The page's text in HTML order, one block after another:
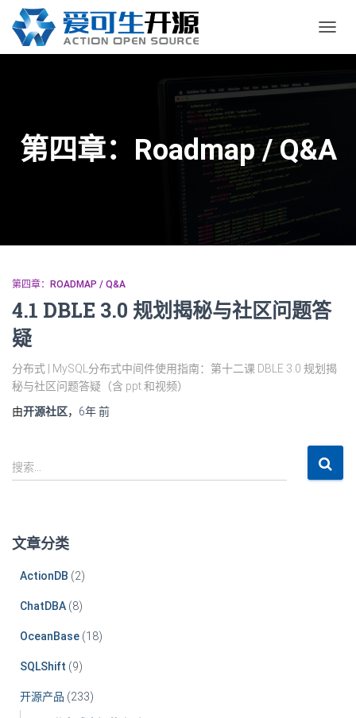
换
航
第四章：Roadmap / Q&A
第四章：ROADMAP / Q&A
4.1 DBLE 3.0 规划揭秘与社区问题答
疑
分布式 | MySQL分布式中间件使用指南：第十二课 DBLE 3.0 规划揭
秘与社区问题答疑（含 ppt 和视频）
由开源社区， 6年前
搜索…
文章分类
ActionDB (2)
ChatDBA (8)
OceanBase (18)
SQLShift (9)
开源产品 (233)